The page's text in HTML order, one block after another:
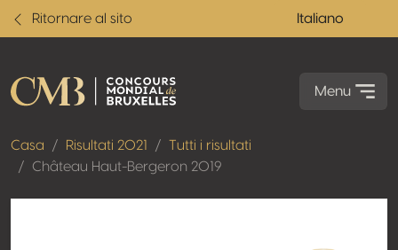
Ritornare al sito Italiano
Menu
Casa Risultati 2021
Tutti i risultati
Château Haut-Bergeron 2019